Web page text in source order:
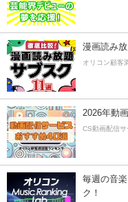
漫画読み
オリコン顧客
2026年動
CS動画配信
毎週の音
ク！